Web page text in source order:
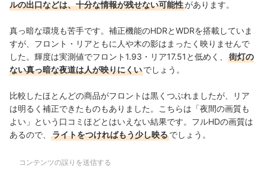
ルの出口などは、十分な情報が残せない可能性があります。
真っ暗な環境も苦手です。補正機能のHDRとWDRを搭載していま
すが、フロント・リアともに人や木の影はまったく映りませんで
した。輝度は実測値でフロント1.93・リア17.51と低めく、
街灯の
ない真っ暗な夜道は人が映りにくいでしょう。
比較したほとんどの商品がフロントは黒くつぶれましたが、リア
は明るく補正できたものもありました。こちらは「夜間の画質も
よい」という口コミほどとはいえない結果です。フルHDの画質は
あるので、
ライトをつければもう少し映るでしょう。
コンテンツの誤りを送信する